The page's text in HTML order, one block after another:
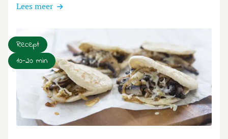
Lees meer
Recept
10-20 min